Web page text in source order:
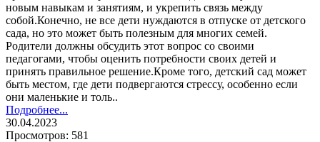
новым навыкам и занятиям, и укрепить связь между
собой.Конечно, не все дети нуждаются в отпуске от детского
сада, но это может быть полезным для многих семей.
Родители должны обсудить этот вопрос со своими
педагогами, чтобы оценить потребности своих детей и
принять правильное решение.Кроме того, детский сад может
быть местом, где дети подвергаются стрессу, особенно если
они маленькие и толь..
Подробнее...
30.04.2023
Просмотров: 581